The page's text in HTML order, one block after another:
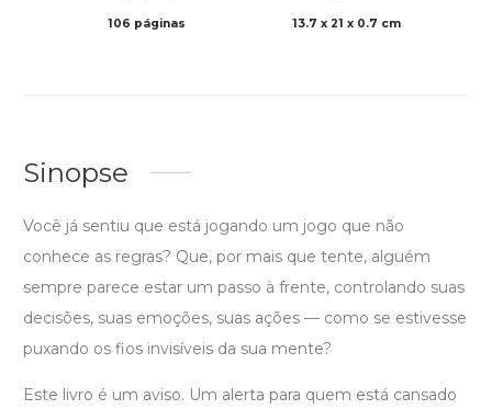
106 páginas 13.7 x 21 x 0.7 cm
Sinopse
Você já sentiu que está jogando um jogo que não
conhece as regras? Que, por mais que tente, alguém
sempre parece estar um passo à frente, controlando suas
decisões, suas emoções, suas ações — como se estivesse
puxando os fios invisíveis da sua mente?
Este livro é um aviso. Um alerta para quem está cansado